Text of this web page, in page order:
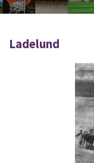
Ladelund